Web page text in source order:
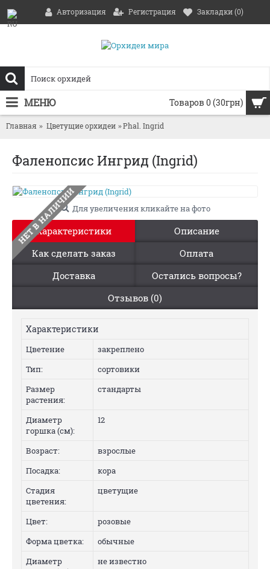
Авторизация Регистрация Закладки (0)
Товаров 0 (30грн)
МЕНЮ
Главная Цветущие орхидеи Phal. Ingrid
Фаленопсис Ингрид (Ingrid)
НЕТ В НАЛИЧИИДля увеличения кликайте на фото
Характеристики
Описание
Как сделать заказ
Оплата
Доставка
Остались вопросы?
Отзывов (0)
Характеристики
Цветение
закреплено
Тип:
сортовики
Размер
растения:
стандарты
Диаметр
горшка (см):
12
Возраст:
взрослые
Посадка:
кора
Стадия
цветения:
цветущие
Цвет:
розовые
Форма цветка:
обычные
Диаметр
не известно